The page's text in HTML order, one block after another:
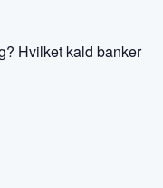
Hvilket kald banker